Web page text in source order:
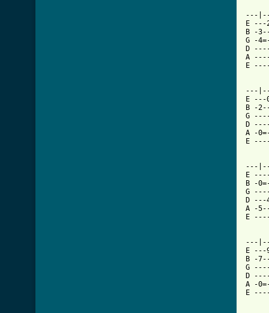
---
E
B -
G -
D
A
E
---
E
B -
G
D
A -
E
---
E
B -
G
D
A -
E
---
E ---
B -
G
D
A -
E